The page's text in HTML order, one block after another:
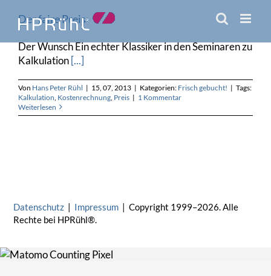
Inhalt
springen
Der faire Preis
Der Wunsch Ein echter Klassiker in den Seminaren zu
Kalkulation[...]
Von Hans Peter Rühl | 15, 07, 2013 | Kategorien: Frisch gebucht! | Tags:
Kalkulation Kostenrechnung Preis | 1 Kommentar
Weiterlesen
Datenschutz | Impressum | Copyright 1999–2026. Alle
Rechte bei HPRühl®.